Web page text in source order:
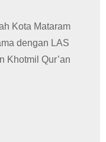
Kota Mataram
dengan LAS
Khotmil Qur’an